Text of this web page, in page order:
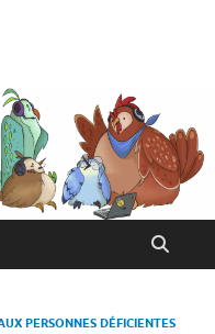
PERSONNES DÉFICIENTES